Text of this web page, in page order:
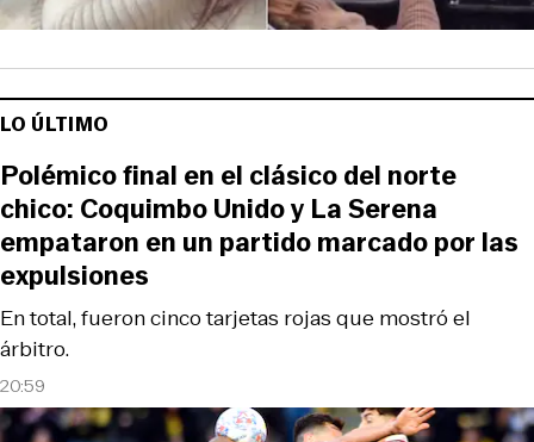
LO ÚLTIMO
20:59
En total, fueron cinco tarjetas rojas que mostró el
árbitro.
Polémico final en el clásico del norte
chico: Coquimbo Unido y La Serena
empataron en un partido marcado por las
expulsiones